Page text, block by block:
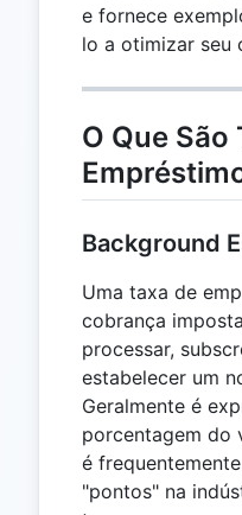
e fornece
lo a otimizar seu
O Que São
Background
Uma taxa de
cobrança
processar,
estabelecer um
Geralmente é
porcentagem do
é
"pontos" na